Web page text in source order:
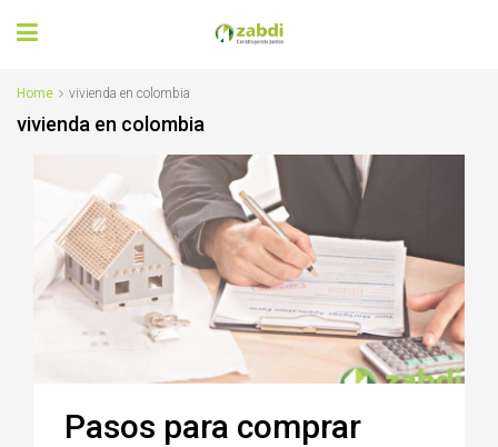
Home vivienda en colombia
vivienda en colombia
Pasos para comprar